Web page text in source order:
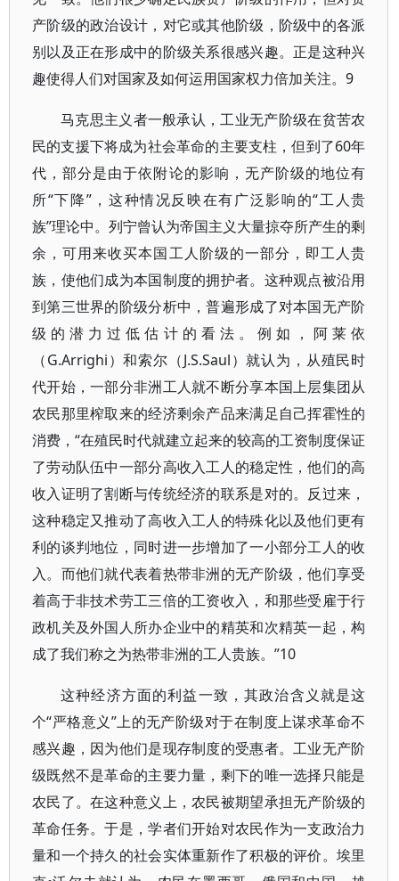
产阶级的政治设计，对它或其他阶级，阶级中的各派
别以及正在形成中的阶级关系很感兴趣。正是这种兴
趣使得人们对国家及如何运用国家权力倍加关注。9
马克思主义者一般承认，工业无产阶级在贫苦农
民的支援下将成为社会革命的主要支柱，但到了60年
代，部分是由于依附论的影响，无产阶级的地位有
所“下降”，这种情况反映在有广泛影响的“工人贵
族”理论中。列宁曾认为帝国主义大量掠夺所产生的剩
余，可用来收买本国工人阶级的一部分，即工人贵
族，使他们成为本国制度的拥护者。这种观点被沿用
到第三世界的阶级分析中，普遍形成了对本国无产阶
级的潜力过低估计的看法。例如，阿莱依
（G.Arrighi）和索尔（J.S.Saul）就认为，从殖民时
代开始，一部分非洲工人就不断分享本国上层集团从
农民那里榨取来的经济剩余产品来满足自己挥霍性的
消费，“在殖民时代就建立起来的较高的工资制度保证
了劳动队伍中一部分高收入工人的稳定性，他们的高
收入证明了割断与传统经济的联系是对的。反过来，
这种稳定又推动了高收入工人的特殊化以及他们更有
利的谈判地位，同时进一步增加了一小部分工人的收
入。而他们就代表着热带非洲的无产阶级，他们享受
着高于非技术劳工三倍的工资收入，和那些受雇于行
政机关及外国人所办企业中的精英和次精英一起，构
成了我们称之为热带非洲的工人贵族。”10
这种经济方面的利益一致，其政治含义就是这
个“严格意义”上的无产阶级对于在制度上谋求革命不
感兴趣，因为他们是现存制度的受惠者。工业无产阶
级既然不是革命的主要力量，剩下的唯一选择只能是
农民了。在这种意义上，农民被期望承担无产阶级的
革命任务。于是，学者们开始对农民作为一支政治力
量和一个持久的社会实体重新作了积极的评价。埃里